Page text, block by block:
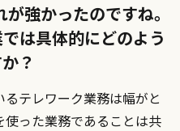
強かったのですね。
は具体的にどのよう
？
るテレワーク業務は幅がと
った業務であることは共